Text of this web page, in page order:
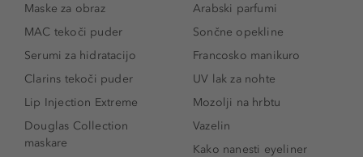
Maske za obraz
MAC tekoči puder
Serumi za hidratacijo
Clarins tekoči puder
Lip Injection Extreme
Douglas Collection
maskare
Arabski parfumi
Sončne opekline
Francosko manikuro
UV lak za nohte
Mozolji na hrbtu
Vazelin
Kako nanesti eyeliner